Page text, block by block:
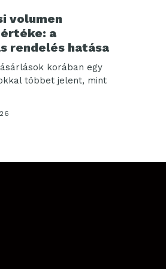
volumen
a
rendelés hatása
korában egy
többet jelent, mint